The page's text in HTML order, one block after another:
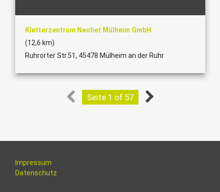
Kletterzentrum Neoliet Mülheim GmbH
(12,6 km)
Ruhrorter Str.51, 45478 Mülheim an der Ruhr
Seite 1 of 57
Impressum
Datenschutz